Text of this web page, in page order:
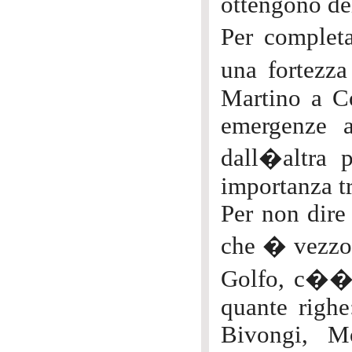
Per
una
Martino a
dall�altra
importanza
Per non
che �
Golfo, c��
quante
Bivongi,